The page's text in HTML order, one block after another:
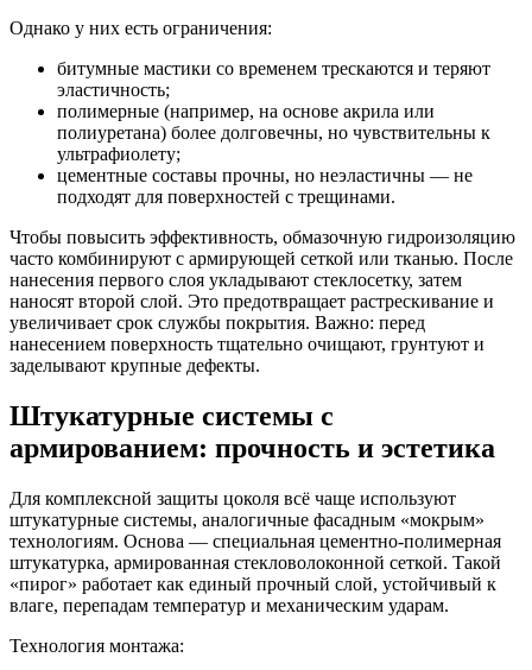
Однако у них есть ограничения:
битумные мастики со временем трескаются и теряют
эластичность;
полимерные (например, на основе акрила или
полиуретана) более долговечны, но чувствительны к
ультрафиолету;
цементные составы прочны, но неэластичны — не
подходят для поверхностей с трещинами.
Чтобы повысить эффективность, обмазочную гидроизоляцию
часто комбинируют с армирующей сеткой или тканью. После
нанесения первого слоя укладывают стеклосетку, затем
наносят второй слой. Это предотвращает растрескивание и
увеличивает срок службы покрытия. Важно: перед
нанесением поверхность тщательно очищают, грунтуют и
заделывают крупные дефекты.
Штукатурные системы с
армированием: прочность и эстетика
Для комплексной защиты цоколя всё чаще используют
штукатурные системы, аналогичные фасадным «мокрым»
технологиям. Основа — специальная цементно-полимерная
штукатурка, армированная стекловолоконной сеткой. Такой
«пирог» работает как единый прочный слой, устойчивый к
влаге, перепадам температур и механическим ударам.
Технология монтажа: